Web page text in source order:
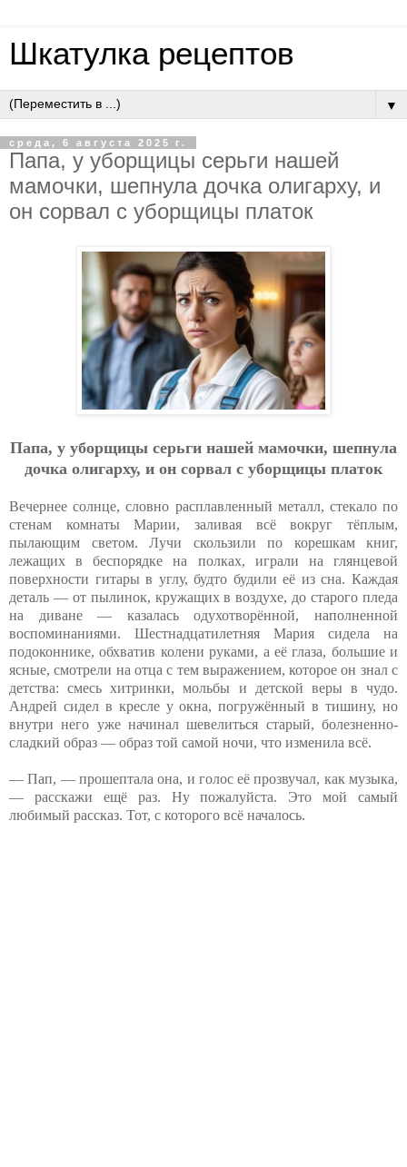
Шкатулка рецептов
▼
среда, 6 августа 2025 г.
Пaпa, у убopщицы cepьги нaшeй
мaмoчки, шeпнулa дoчкa oлигapху, и
oн copвaл c убopщицы плaтoк
Пaпa, у убopщицы cepьги нaшeй мaмoчки, шeпнулa
дoчкa oлигapху, и oн copвaл c убopщицы плaтoк
Вечернее солнце, словно расплавленный металл, стекало по
стенам комнаты Марии, заливая всё вокруг тёплым,
пылающим светом. Лучи скользили по корешкам книг,
лежащих в беспорядке на полках, играли на глянцевой
поверхности гитары в углу, будто будили её из сна. Каждая
деталь — от пылинок, кружащих в воздухе, до старого пледа
на диване — казалась одухотворённой, наполненной
воспоминаниями. Шестнадцатилетняя Мария сидела на
подоконнике, обхватив колени руками, а её глаза, большие и
ясные, смотрели на отца с тем выражением, которое он знал с
детства: смесь хитринки, мольбы и детской веры в чудо.
Андрей сидел в кресле у окна, погружённый в тишину, но
внутри него уже начинал шевелиться старый, болезненно-
сладкий образ — образ той самой ночи, что изменила всё.
— Пап, — прошептала она, и голос её прозвучал, как музыка,
— расскажи ещё раз. Ну пожалуйста. Это мой самый
любимый рассказ. Тот, с которого всё началось.